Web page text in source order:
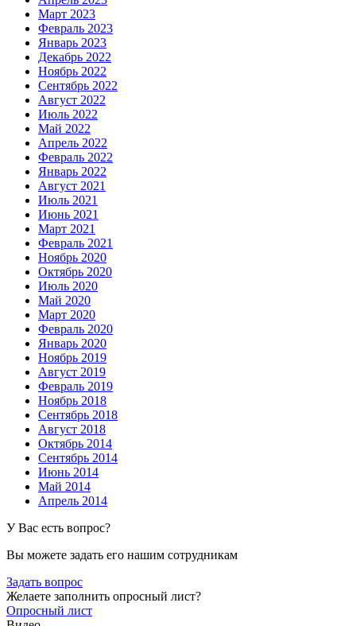
Март 2023
Февраль 2023
Январь 2023
Декабрь 2022
Ноябрь 2022
Сентябрь 2022
Август 2022
Июль 2022
Май 2022
Апрель 2022
Февраль 2022
Январь 2022
Август 2021
Июль 2021
Июнь 2021
Март 2021
Февраль 2021
Ноябрь 2020
Октябрь 2020
Июль 2020
Май 2020
Март 2020
Февраль 2020
Январь 2020
Ноябрь 2019
Август 2019
Февраль 2019
Ноябрь 2018
Сентябрь 2018
Август 2018
Октябрь 2014
Сентябрь 2014
Июнь 2014
Май 2014
Апрель 2014
У Вас есть вопрос?
Вы можете задать его нашим сотрудникам
Задать вопрос
Желаете заполнить опросный лист?
Опросный лист